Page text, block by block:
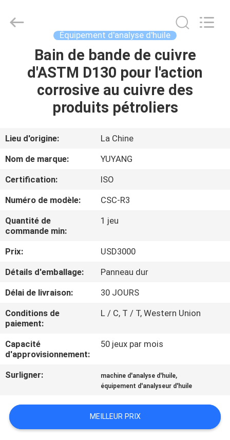
MAISON
PRODUITS
SHOW
SUJET
DE
NOUS
VISITE
D'USINE
CONTACTEZ-
NOUS
NOUVELLES
UNE
CITATION
INSTRUMENT
Équipement d'analyse d'huile
Bain de bande de cuivre
d'ASTM D130 pour l'action
corrosive au cuivre des
produits pétroliers
Lieu d'origine:
La Chine
Nom de marque:
YUYANG
Certification:
ISO
Numéro de modèle:
CSC-R3
Quantité de
commande min:
1 jeu
Prix:
USD3000
Détails d'emballage:
Panneau dur
Délai de livraison:
30 JOURS
Conditions de
paiement:
L / C, T / T, Western Union
Capacité
d'approvisionnement:
50 jeux par mois
Surligner: machine d'analyse d'huile,
équipement d'analyseur d'huile
MEILLEUR PRIX